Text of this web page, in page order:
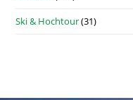
Ski & Hochtour(31)